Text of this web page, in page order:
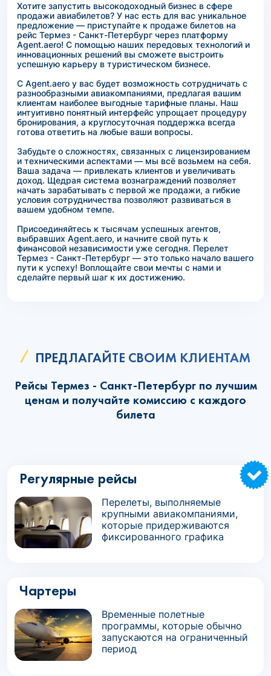
Хотите запустить высокодоходный бизнес в сфере
продажи авиабилетов? У нас есть для вас уникальное
предложение — приступайте к продаже билетов на
рейс Термез - Санкт-Петербург через платформу
Agent.aero! С помощью наших передовых технологий и
инновационных решений вы сможете выстроить
успешную карьеру в туристическом бизнесе.
С Agent.aero у вас будет возможность сотрудничать с
разнообразными авиакомпаниями, предлагая вашим
клиентам наиболее выгодные тарифные планы. Наш
интуитивно понятный интерфейс упрощает процедуру
бронирования, а круглосуточная поддержка всегда
готова ответить на любые ваши вопросы.
Забудьте о сложностях, связанных с лицензированием
и техническими аспектами — мы всё возьмем на себя.
Ваша задача — привлекать клиентов и увеличивать
доход. Щедрая система вознаграждений позволяет
начать зарабатывать с первой же продажи, а гибкие
условия сотрудничества позволяют развиваться в
вашем удобном темпе.
Присоединяйтесь к тысячам успешных агентов,
выбравших Agent.aero, и начните свой путь к
финансовой независимости уже сегодня. Перелет
Термез - Санкт-Петербург — это только начало вашего
пути к успеху! Воплощайте свои мечты с нами и
сделайте первый шаг к их достижению.
ПРЕДЛАГАЙТЕ СВОИМ КЛИЕНТАМ
Рейсы Термез - Санкт-Петербург по лучшим
ценам и получайте комиссию с каждого
билета
Регулярные рейсы
Перелеты, выполняемые
крупными авиакомпаниями,
которые придерживаются
фиксированного графика
Чартеры
Временные полетные
программы, которые обычно
запускаются на ограниченный
период